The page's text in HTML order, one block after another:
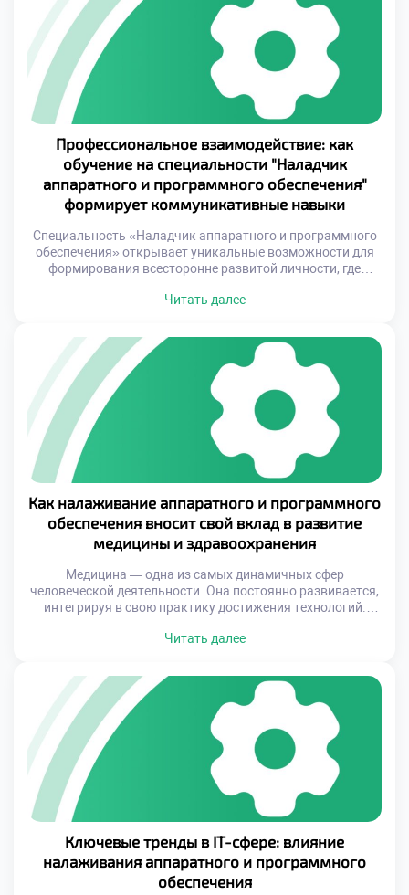
сочетая глубокие знания в области hardware и software.
Профессия наладчика представляет собой синтез
теоретических знаний и […]
Профессиональное взаимодействие: как
обучение на специальности "Наладчик
аппаратного и программного обеспечения"
формирует коммуникативные навыки
Специальность «Наладчик аппаратного и программного
обеспечения» открывает уникальные возможности для
формирования всесторонне развитой личности, где
навыками межличностного общения. Процесс обучения в
студенты ежедневно сталкиваются с ситуациями,
требующими эффективного взаимодействия.
Профессиональная деятельность наладчика
предполагает постоянное взаимодействие с различными
категориями людей – от коллег-специалистов до
конечных […]
Читать далее
Как налаживание аппаратного и программного
обеспечения вносит свой вклад в развитие
медицины и здравоохранения
Медицина — одна из самых динамичных сфер
человеческой деятельности. Она постоянно развивается,
интегрируя в свою практику достижения технологий.
успешным внедрением новой системы или устройства
занимаются настройкой аппаратного и программного
обеспечения. Без их усилий даже самые продвинутые
технологии остаются лишь идеями на […]
Читать далее
Ключевые тренды в IT-сфере: влияние
налаживания аппаратного и программного
обеспечения